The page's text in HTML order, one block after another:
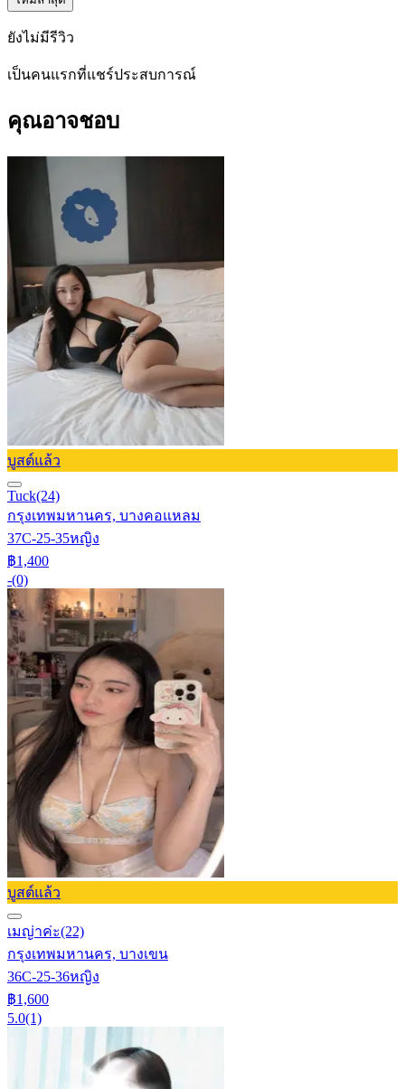
ยังไม่มีรีวิว
เป็นคนแรกที่แชร์ประสบการณ์
คุณอาจชอบ
บูสต์แล้ว
Tuck(24)
กรุงเทพมหานคร, บางคอแหลม
37C-25-35หญิง
฿1,400
-(0)
บูสต์แล้ว
เมญ่าค่ะ(22)
กรุงเทพมหานคร, บางเขน
36C-25-36หญิง
฿1,600
5.0(1)